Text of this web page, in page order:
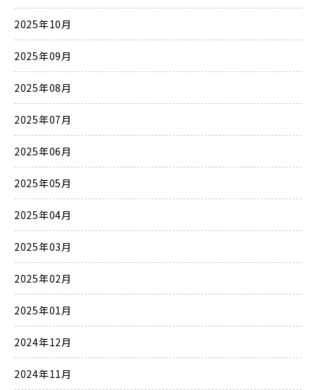
2025年10月
2025年09月
2025年08月
2025年07月
2025年06月
2025年05月
2025年04月
2025年03月
2025年02月
2025年01月
2024年12月
2024年11月